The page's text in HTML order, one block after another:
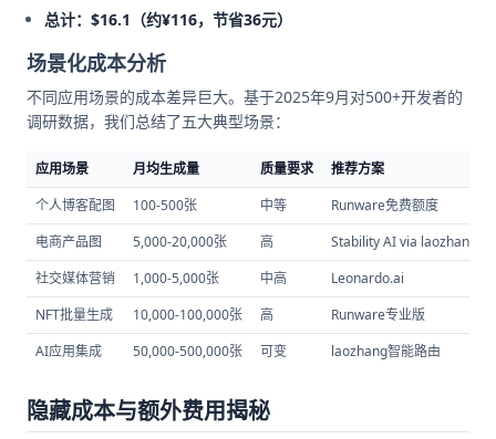
总计：$16.1（约¥116，节省36元）
场景化成本分析
不同应用场景的成本差异巨大。基于2025年9月对500+开发者的
调研数据，我们总结了五大典型场景：
应用场景 月均生成量 质量要求 推荐方案
个人博客配图
100-500张 中等 Runware免费额度
电商产品图
5,000-20,000张 高 Stability AI via laozhang
社交媒体营销
1,000-5,000张 中高 Leonardo.ai
NFT批量生成
10,000-100,000张 高 Runware专业版
AI应用集成
50,000-500,000张 可变 laozhang智能路由
隐藏成本与额外费用揭秘